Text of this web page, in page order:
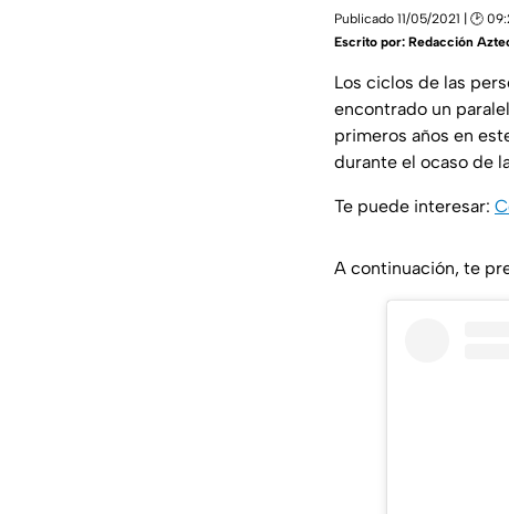
Publicado 11/05/2021 | 🕑
Escrito por: Redacción
Los ciclos de las
encontrado un
primeros años en
durante el ocaso de
Te puede interesar:
A continuación, te